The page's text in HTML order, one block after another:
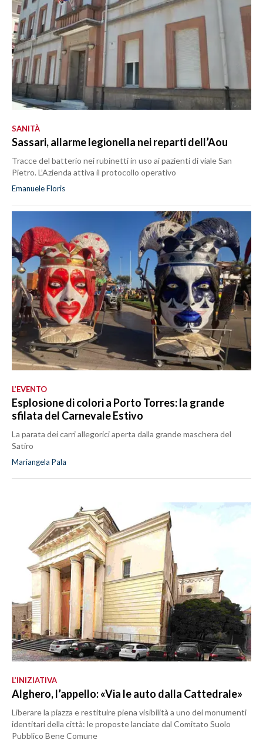
SANITÀ
Sassari, allarme legionella nei reparti dell’Aou
Tracce del batterio nei rubinetti in uso ai pazienti di viale San
Pietro. L’Azienda attiva il protocollo operativo
Emanuele Floris
L’EVENTO
Esplosione di colori a Porto Torres: la grande
sfilata del Carnevale Estivo
La parata dei carri allegorici aperta dalla grande maschera del
Satiro
Mariangela Pala
L’INIZIATIVA
Alghero, l’appello: «Via le auto dalla Cattedrale»
Liberare la piazza e restituire piena visibilità a uno dei monumenti
identitari della città: le proposte lanciate dal Comitato Suolo
Pubblico Bene Comune